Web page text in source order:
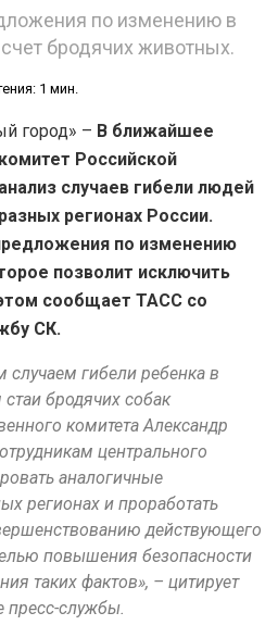
по изменению в
бродячих животных.
1 мин.
город» – В ближайшее
Российской
случаев гибели людей
регионах России.
по изменению
позволит исключить
сообщает ТАСС со
СК.
случаем гибели ребенка в
стаи бродячих собак
комитета Александр
центрального
аналогичные
регионах и проработать
действующего
повышения безопасности
таких фактов», – цитирует
пресс-службы.